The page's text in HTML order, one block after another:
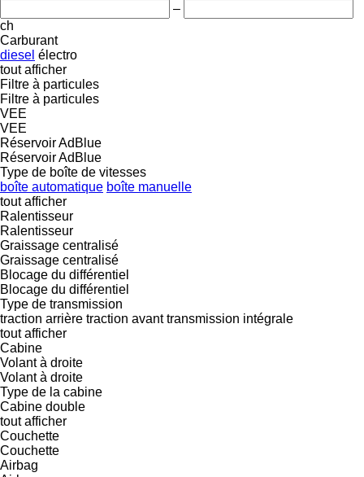
–
ch
Carburant
diesel électro
tout afficher
Filtre à particules
Filtre à particules
VEE
VEE
Réservoir AdBlue
Réservoir AdBlue
Type de boîte de vitesses
boîte automatique boîte manuelle
tout afficher
Ralentisseur
Ralentisseur
Graissage centralisé
Graissage centralisé
Blocage du différentiel
Blocage du différentiel
Type de transmission
traction arrière traction avant transmission intégrale
tout afficher
Cabine
Volant à droite
Volant à droite
Type de la cabine
Cabine double
tout afficher
Couchette
Couchette
Airbag